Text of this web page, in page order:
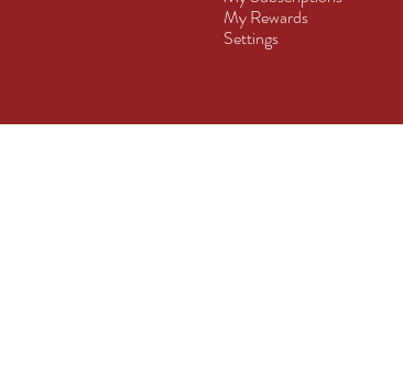
My Rewards
Settings